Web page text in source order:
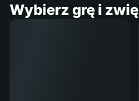
Wybierz grę i